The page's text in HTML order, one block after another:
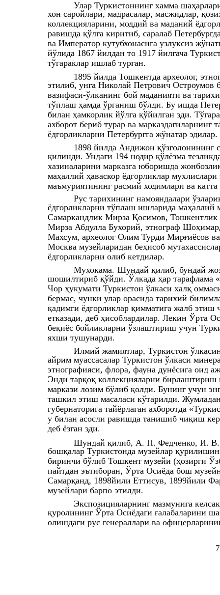
Улар Туркистоннинг хамма
хон саройлари, мадрасалар, масжидлар,
коллекцияларини, моддий ва маданий
равишда қўлга киритиб, саралаб
ва Император кутубхонасига узлуксиз
йўлида 1867 йилдан то 1917 йилгача
тўгараклар ишлаб турган.
1895 йилда Тошкентда археолог,
этилиб, унга Николай Петрович Остроумов
вазифаси-ўлканинг бой маданияти ва
тўплаш ҳамда ўрганиш бўлди. Бу ишда
билан ҳамкорлик йўлга қўйилган эди.
ахборот бериб турар ва марказдагиларнинг
ёдгорликларни Петербургга жўнатар эдилар.
1898 йилда Андижон қўзголонининг
қилинди. Ундаги 194 нодир қўлёзма
хазиналарини марказга юборишда
маҳаллий ҳаваскор ёдгорликлар
маъмуриятининг расмий ходимлари ва
Рус тарихининг намояндалари
ёдгорликларни тўплаш ишларида маҳаллий
Самаркандлик Мирза Қосимов,
Мирза Абдулла Бухорий, этнограф
Махсум, археолог Олим Турди Мирғиёсов
Москва музейларидан беҳисоб
ёдгорликларни олиб кетдилар.
Мухокама. Шундай қилиб, бундай
шошилтириб қўйди. Ўлкада ҳар
Чор ҳукумати Туркистон ўлкаси халқ
бермас, чунки улар орасида тарихий
қадимги ёдгорликлар қимматига жалб этиш
етказади, деб ҳисоблардилар. Лекин Ўрта
беқиёс бойликларни ўзлаштириш учун
яхши тушунарди.
Илмий жамиятлар, Туркистон
айрим муассасалар Туркистон ўлкаси
этнографияси, флора, фауна дунёсига оид
Энди тарқоқ коллекцияларни
маркази лозим бўлиб қолди. Бунинг учун
ташкил этиш масаласи кўтарилди.
губернаторига тайёрлаган ахборотда
у билан асосли равишда танишиб чиқиш
деб ёзган эди.
Шундай қилиб, А. П. Федченко, И.
бошқалар Туркистонда музейлар
биринчи бўлиб Тошкент музейи (ҳозирги
пайтдан эътиборан, Ўрта Осиёда бош
Самарқанд, 1898йили Еттисув, 1899йили
музейлари барпо этилди.
Экспозицияларнинг мазмунига
қуролининг Ўрта Осиёдаги ғалабаларини
олишдаги рус генераллари ва